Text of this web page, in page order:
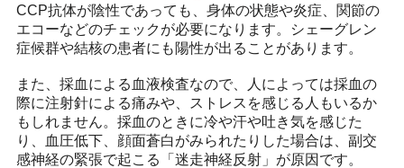
CCP抗体が陰性であっても、身体の状態や炎症、関節の
エコーなどのチェックが必要になります。シェーグレン
症候群や結核の患者にも陽性が出ることがあります。
また、採血による血液検査なので、人によっては採血の
際に注射針による痛みや、ストレスを感じる人もいるか
もしれません。採血のときに冷や汗や吐き気を感じた
り、血圧低下、顔面蒼白がみられたりした場合は、副交
感神経の緊張で起こる「迷走神経反射」が原因です。